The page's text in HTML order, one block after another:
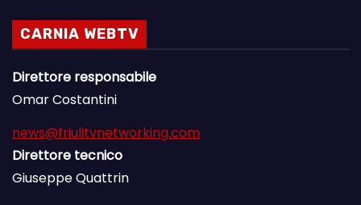
CARNIA WEBTV
Direttore responsabile
Omar Costantini
news@friulitvnetworking.com
Direttore tecnico
Giuseppe Quattrin